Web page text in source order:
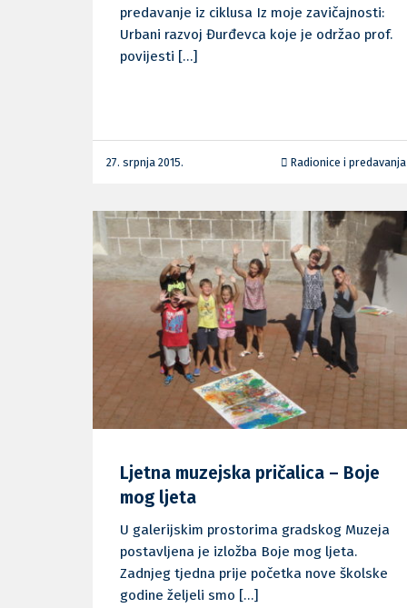
predavanje iz ciklusa Iz moje zavičajnosti:
Urbani razvoj Đurđevca koje je održao prof.
povijesti […]
27. srpnja 2015. Radionice i predavanja
Ljetna muzejska pričalica – Boje
mog ljeta
U galerijskim prostorima gradskog Muzeja
postavljena je izložba Boje mog ljeta.
Zadnjeg tjedna prije početka nove školske
godine željeli smo […]